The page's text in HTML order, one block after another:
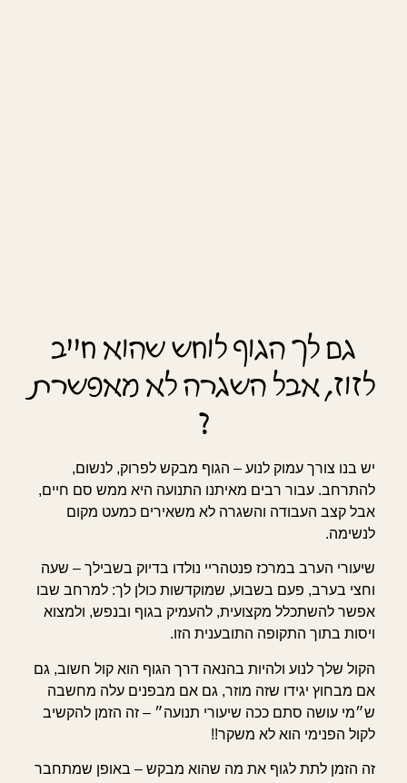
גם לך הגוף לוחש שהוא חייב
לזוז, אבל השגרה לא מאפשרת
?
יש בנו צורך עמוק לנוע – הגוף מבקש לפרוק, לנשום,
להתרחב. עבור רבים מאיתנו התנועה היא ממש סם חיים,
אבל קצב העבודה והשגרה לא משאירים כמעט מקום
לנשימה.
שיעורי הערב במרכז פנטהריי נולדו בדיוק בשבילך – שעה
וחצי בערב, פעם בשבוע, שמוקדשות כולן לך: למרחב שבו
אפשר להשתכלל מקצועית, להעמיק בגוף ובנפש, ולמצוא
ויסות בתוך התקופה התובענית הזו.
הקול שלך לנוע ולהיות בהנאה דרך הגוף הוא קול חשוב, גם
אם מבחוץ יגידו שזה מוזר, גם אם מבפנים עלה מחשבה
ש״מי עושה סתם ככה שיעורי תנועה״ – זה הזמן להקשיב
לקול הפנימי הוא לא משקר!!
זה הזמן לתת לגוף את מה שהוא מבקש – באופן שמתחבר